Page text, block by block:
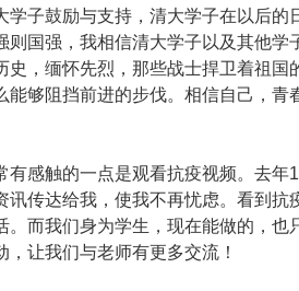
学子鼓励与支持，清大学子在以后
则国强，我相信清大学子以及其他
史，缅怀先烈，那些战士捍卫着祖
能够阻挡前进的步伐。相信自己，
有感触的一点是观看抗疫视频。去年
讯传达给我，使我不再忧虑。看到
。而我们身为学生，现在能做的，
让我们与老师有更多交流！